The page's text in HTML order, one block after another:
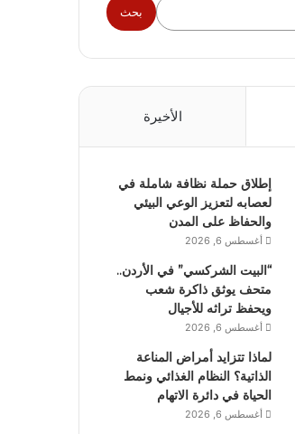
بحث
الأخيرة
إطلاق حملة نظافة شاملة في
لعصابه لتعزيز الوعي البيئي
والحفاظ على المدن
أغسطس 6, 2026
“البيت الشركسي” في الأردن..
متحف يوثق ذاكرة شعب
ويحفظ تراثه للأجيال
أغسطس 6, 2026
لماذا تتزايد أمراض المناعة
الذاتية؟ النظام الغذائي ونمط
الحياة في دائرة الاتهام
أغسطس 6, 2026